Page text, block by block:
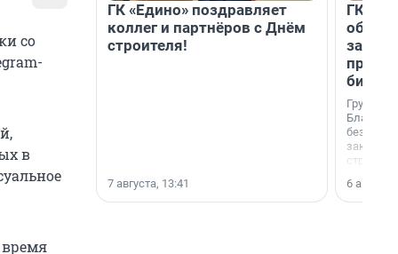
со
в
время
ГК «Едино» поздравляет
коллег и партнёров с Днём
строителя!
7 августа, 13:41
ГК
Группа
6